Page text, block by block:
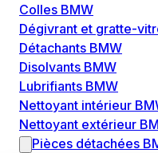
Colles BMW
Dégivrant et gratte-
Détachants BMW
Disolvants BMW
Lubrifiants BMW
Nettoyant intérieur
Nettoyant extérieur
Pièces détachées